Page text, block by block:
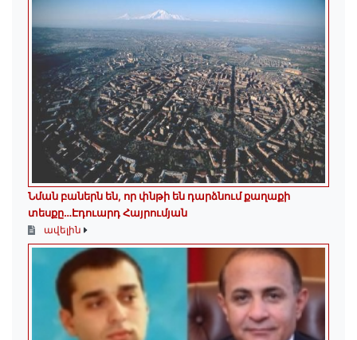
Նման բաներն են, որ փնթի են դարձնում քաղաքի
տեսքը…Էդուարդ Հայրումյան
ավելին